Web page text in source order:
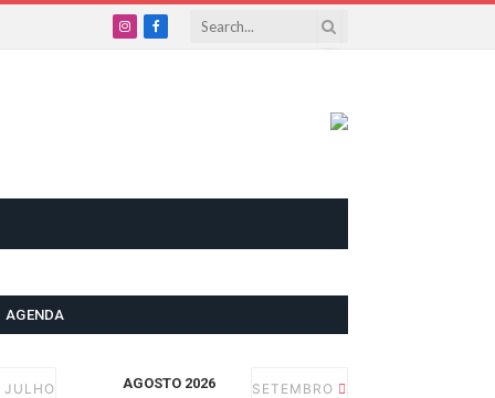
InstagramFacebook
AGENDA
JULHO AGOSTO 2026 SETEMBRO